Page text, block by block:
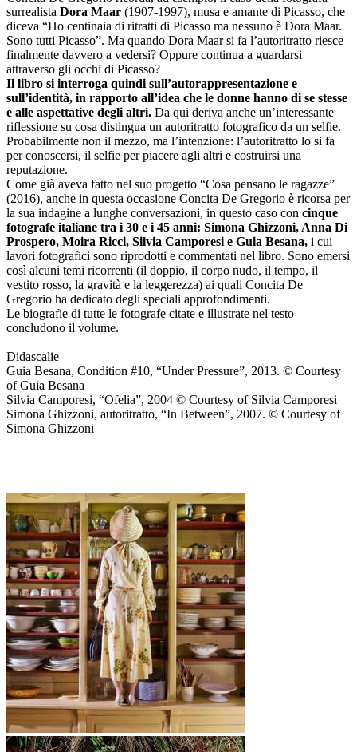
surrealista Dora Maar (1907-1997), musa e amante di Picasso, che
diceva “Ho centinaia di ritratti di Picasso ma nessuno è Dora Maar.
Sono tutti Picasso”. Ma quando Dora Maar si fa l’autoritratto riesce
finalmente davvero a vedersi? Oppure continua a guardarsi
attraverso gli occhi di Picasso?
Il libro si interroga quindi sull’autorappresentazione e
sull’identità, in rapporto all’idea che le donne hanno di se stesse
e alle aspettative degli altri. Da qui deriva anche un’interessante
riflessione su cosa distingua un autoritratto fotografico da un selfie.
Probabilmente non il mezzo, ma l’intenzione: l’autoritratto lo si fa
per conoscersi, il selfie per piacere agli altri e costruirsi una
reputazione.
Come già aveva fatto nel suo progetto “Cosa pensano le ragazze”
(2016), anche in questa occasione Concita De Gregorio è ricorsa per
la sua indagine a lunghe conversazioni, in questo caso con cinque
fotografe italiane tra i 30 e i 45 anni: Simona Ghizzoni, Anna Di
Prospero, Moira Ricci, Silvia Camporesi e Guia Besana, i cui
lavori fotografici sono riprodotti e commentati nel libro. Sono emersi
così alcuni temi ricorrenti (il doppio, il corpo nudo, il tempo, il
vestito rosso, la gravità e la leggerezza) ai quali Concita De
Gregorio ha dedicato degli speciali approfondimenti.
Le biografie di tutte le fotografe citate e illustrate nel testo
concludono il volume.
Didascalie
Guia Besana, Condition #10, “Under Pressure”, 2013. © Courtesy
of Guia Besana
Silvia Camporesi, “Ofelia”, 2004 © Courtesy of Silvia Camporesi
Simona Ghizzoni, autoritratto, “In Between”, 2007. © Courtesy of
Simona Ghizzoni